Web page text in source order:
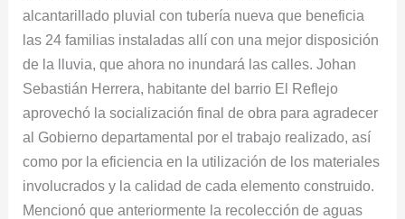
alcantarillado pluvial con tubería nueva que beneficia
las 24 familias instaladas allí con una mejor disposición
de la lluvia, que ahora no inundará las calles. Johan
Sebastián Herrera, habitante del barrio El Reflejo
aprovechó la socialización final de obra para agradecer
al Gobierno departamental por el trabajo realizado, así
como por la eficiencia en la utilización de los materiales
involucrados y la calidad de cada elemento construido.
Mencionó que anteriormente la recolección de aguas